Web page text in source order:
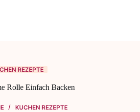
REZEPTE
Rolle Einfach Backen
KUCHEN REZEPTE